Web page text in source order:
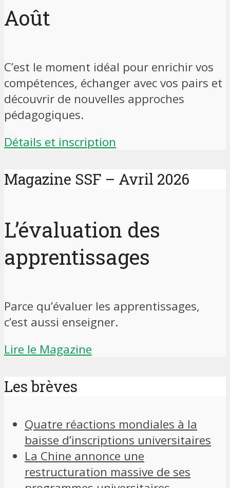
Août
C’est le moment idéal pour enrichir vos
compétences, échanger avec vos pairs et
découvrir de nouvelles approches
pédagogiques.
Détails et inscription
Magazine SSF – Avril 2026
L’évaluation des
apprentissages
Parce qu’évaluer les apprentissages,
c’est aussi enseigner.
Lire le Magazine
Les brèves
Quatre réactions mondiales à la
baisse d’inscriptions universitaires
La Chine annonce une
restructuration massive de ses